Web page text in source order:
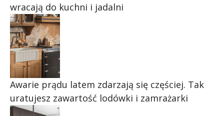
wracają do kuchni i jadalni
Awarie prądu latem zdarzają się częściej. Tak
uratujesz zawartość lodówki i zamrażarki